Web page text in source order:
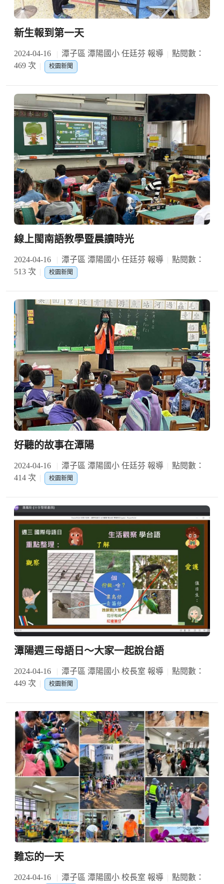
新生報到第一天
2024-04-16 潭子區 潭陽國小 任廷芬 報導
點閱數：
469 次
校園新聞
線上閩南語教學暨晨讀時光
2024-04-16 潭子區 潭陽國小 任廷芬 報導
點閱數：
513 次
校園新聞
好聽的故事在潭陽
2024-04-16 潭子區 潭陽國小 任廷芬 報導
點閱數：
414 次
校園新聞
潭陽週三母語日～大家一起說台語
2024-04-16 潭子區 潭陽國小 校長室 報導
點閱數：
449 次
校園新聞
難忘的一天
2024-04-16 潭子區 潭陽國小 校長室 報導
點閱數：